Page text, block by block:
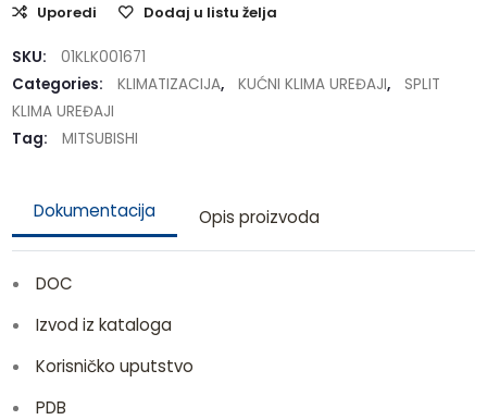
Uporedi Dodaj u listu želja
SKU:
01KLK001671
Categories:
KLIMATIZACIJA, KUĆNI KLIMA UREĐAJI,
SPLIT
KLIMA UREĐAJI
Tag:
MITSUBISHI
Dokumentacija Opis proizvoda
DOC
Izvod iz kataloga
Korisničko uputstvo
PDB